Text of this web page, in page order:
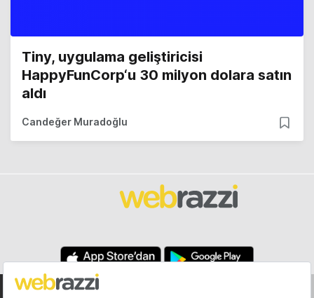
Tiny, uygulama geliştiricisi
HappyFunCorp‘u 30 milyon dolara satın
aldı
Candeğer Muradoğlu